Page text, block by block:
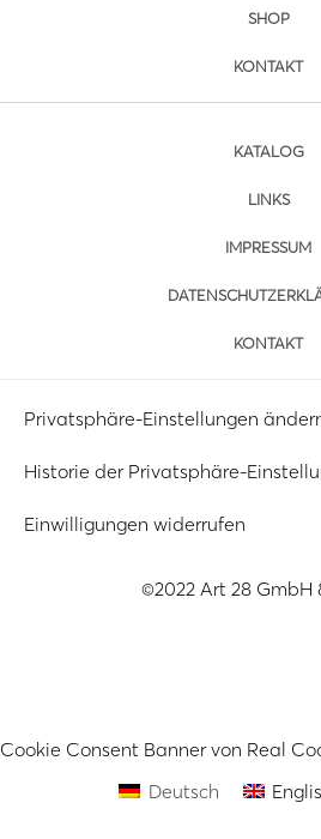
SHOP
KONTAKT
KATALOG
LINKS
IMPRESSUM
KONTAKT
Privatsphäre-Einstellungen
Historie der Privatsphäre-
Einwilligungen widerrufen
©2022 Art 28 GmbH
Cookie Consent Banner von Real
Deutsch